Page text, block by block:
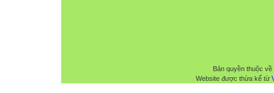
Bản quyền thuộc
Website được thừa kế từ